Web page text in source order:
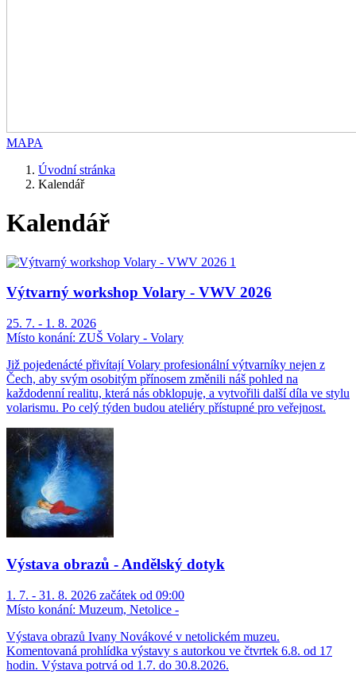
MAPA
Úvodní stránka
Kalendář
Kalendář
Výtvarný workshop Volary - VWV 2026
25. 7. - 1. 8. 2026
Místo konání: ZUŠ Volary - Volary
Již pojedenácté přivítají Volary profesionální výtvarníky nejen z
Čech, aby svým osobitým přínosem změnili náš pohled na
každodenní realitu, která nás obklopuje, a vytvořili další díla ve stylu
volarismu. Po celý týden budou ateliéry přístupné pro veřejnost.
Výstava obrazů - Andělský dotyk
1. 7. - 31. 8. 2026 začátek od 09:00
Místo konání: Muzeum, Netolice -
Výstava obrazů Ivany Novákové v netolickém muzeu.
Komentovaná prohlídka výstavy s autorkou ve čtvrtek 6.8. od 17
hodin. Výstava potrvá od 1.7. do 30.8.2026.